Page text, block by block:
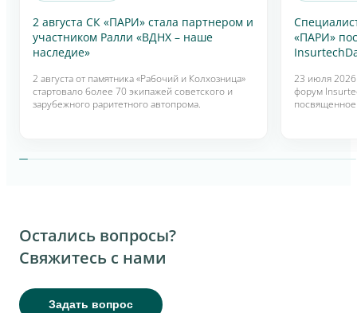
2 августа СК «ПАРИ» стала партнером и
участником Ралли «ВДНХ – наше
наследие»
2 августа от памятника «Рабочий и Колхозница»
стартовало более 70 экипажей советского и
зарубежного раритетного автопрома.
«ПАРИ»
23 июля
форум
Остались вопросы?
Свяжитесь с нами
Задать вопрос